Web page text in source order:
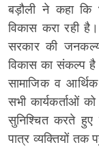
बड़ौली ने कहा कि
विकास करा रही
सरकार की
विकास का संकल्प
सामाजिक व
सभी कार्यकर्ताओं
सुनिश्चित करते
पात्र व्यक्तियों तक